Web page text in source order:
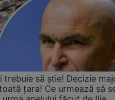
să știe! Decizie
țara! Ce urmează să